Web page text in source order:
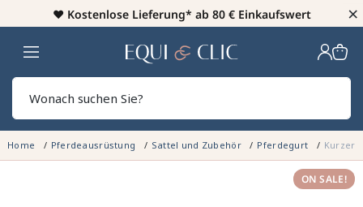
♥️ Kostenlose Lieferung* ab 80 € Einkaufswert ×
Heim
Home Pferdeausrüstung Sattel und Zubehör Pferdegurt Kurzer
ON SALE!